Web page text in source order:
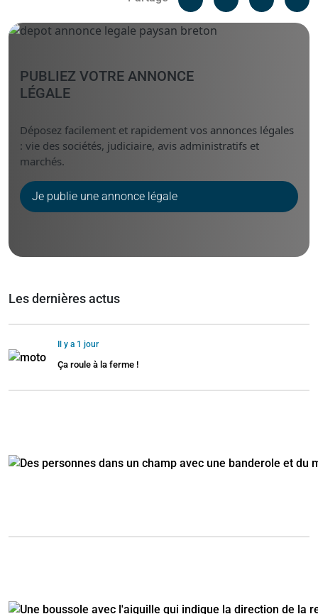
Messenger
Linked
PUBLIEZ VOTRE ANNONCE
LÉGALE
Déposez facilement et rapidement vos annonces légales
: vie des sociétés, judiciaire, avis administratifs et
marchés.
Je publie une annonce légale
Les dernières actus
Il y a 1 jour
Ça roule à la ferme !